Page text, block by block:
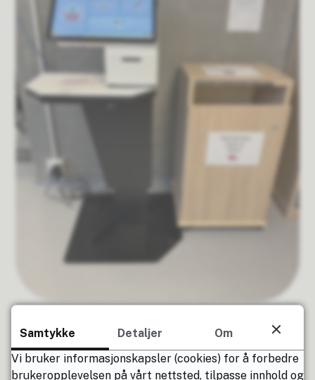
biblioteket😊 men for å få ta den i bruk så må
lånekort aktiveres i skranken.
Samtykke Detaljer
Om
Vi bruker informasjonskapsler (cookies) for å forbedre
brukeropplevelsen på vårt nettsted, tilpasse innhold og